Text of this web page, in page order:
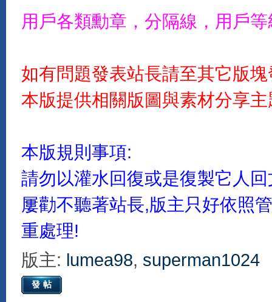
用戶各類勳章，分隔線，用戶
如有問題發表站長請至其它版
本版提供相關版圖與素材分享
本版規則事項:
請勿以灌水回復或是復製它人
屢勸不聽著站長,版主只好依照
重處理!
版主: lumea98, superman1024
發帖